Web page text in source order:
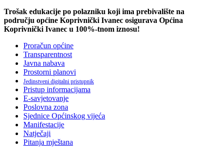
Trošak edukacije po polazniku koji ima prebivalište na
području općine Koprivnički Ivanec osigurava Općina
Koprivnički Ivanec u 100%-tnom iznosu!
Proračun općine
Transparentnost
Javna nabava
Prostorni planovi
Jedinstveni digitalni pristupnik
Pristup informacijama
E-savjetovanje
Poslovna zona
Sjednice Općinskog vijeća
Manifestacije
Natječaji
Pitanja mještana